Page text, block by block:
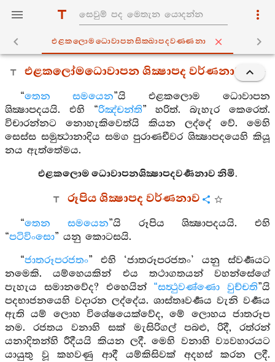
එළකලොමධොවාපනසික‍්ඛාපදවණ‍්ණනා
එළකලෝමධොවාපන ශික්‍ෂාපද වර්ණනාව
“තෙන සමයෙන”යි එළකලොම ධොවාපන
ශික්‍ෂාපදයයි. එහි “රිඤ්චන්ති” හරිත්. බැහැර කෙරෙත්.
විචාරන්නට නොහැකිවෙත්යි කියන ලද්දේ වේ. මෙහි
සෙස්ස සමුත්‍ථානාදිය සමග පුරාණචීවර ශික්‍ෂාපදයෙහි කියූ
නය ඇත්තේමය.
එළකලොම ධොවාපනශික්‍ෂාපදවර්‍ණනාව නිමි.
රූපිය ශික්‍ෂාපද වර්ණනාව
“තෙන සමයෙන”යි රූපිය ශික්‍ෂාපදයයි. එහි
“පටිවිංසො” යනු කොටසයි.
“ජාතරූපරජතං” එහි ‘ජාතරූපරජතං’ යනු ස්වර්‍ණයට
නමෙකි. යම්හෙයකින් එය තථාගතයන් වහන්සේගේ
පැහැය සමානවේද? එහෙයින් “සත්‍ථුවණ්ණො වුච්චති”යි
පදභාජනයෙහි වදාරන ලද්දේය. ශාස්තෘවර්‍ණය වැනි වර්‍ණය
ඇති යම් ලොහ විශේෂයෙක්වේද, මේ ලොහය ජාතරූප
නම. රජතය වනාහි සක් මැසිරිගල් පබළු, රිදී, රත්රන්
යනාදිතන්හි රීදීයයි කියන ලදී. මෙහි වනාහි ව්‍යවහාරයට
යායුතු වූ කහවණු ආදී යම්කිසිවක් අදහස් කරන ලදී.